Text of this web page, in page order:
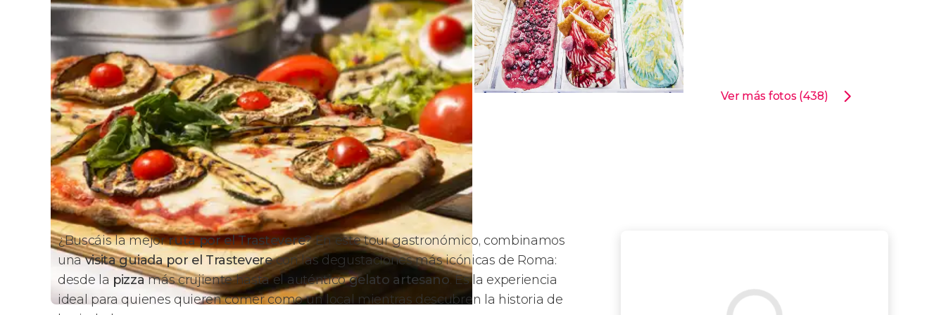
Ver más fotos (438)
¿Buscáis la mejorruta por el Trastevere? En este tour gastronómico, combinamos
unavisita guiada por el Trasteverecon las degustaciones más icónicas de Roma:
desde la pizzamás crujiente hasta el auténticogelato artesano. Es la experiencia
ideal para quienes quieren comer como un local mientras descubren la historia de